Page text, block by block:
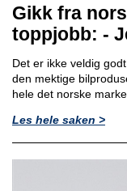
Gikk fra
toppjobb: -
Det er ikke veldig
den mektige
hele det norske
Les hele saken >